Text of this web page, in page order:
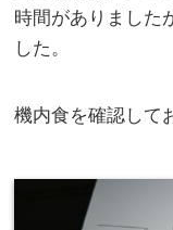
時間がありました
した。
機内食を確認して